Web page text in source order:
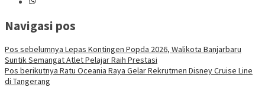
Navigasi pos
Pos sebelumnya Lepas Kontingen Popda 2026, Walikota Banjarbaru
Suntik Semangat Atlet Pelajar Raih Prestasi
Pos berikutnya Ratu Oceania Raya Gelar Rekrutmen Disney Cruise Line
di Tangerang